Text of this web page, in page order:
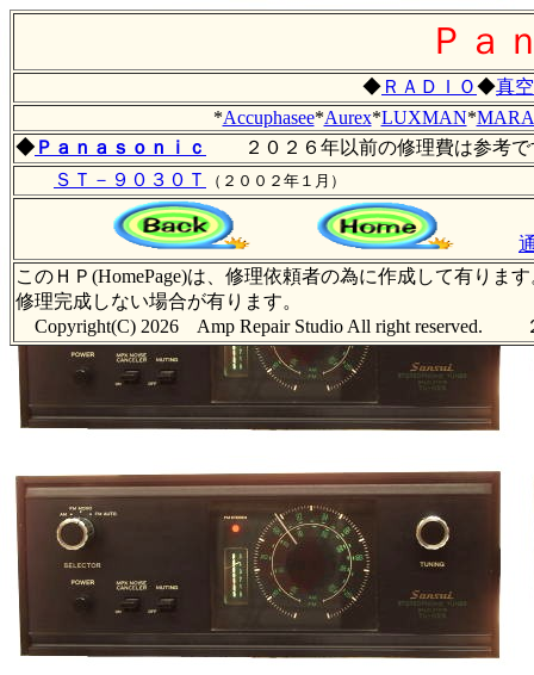
Ｐａ
◆ ＲＡＤＩＯ◆真
*Accuphasee*Aurex*LUXMAN*
◆ Ｐａｎａｓｏｎｉｃ
２０２６年以前の修理費は参考で
ＳＴ－９０３０Ｔ
（２００２年１月）
このＨＰ(HomePage)は、修理依頼者の為に作成して有り
修理完成しない場合が有ります。
Copyright(C) 2026 Amp Repair Studio All right reserved.